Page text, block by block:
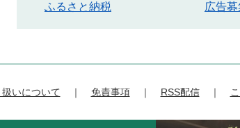
ふるさと納税 広告
いについて 免責事項 RSS配信